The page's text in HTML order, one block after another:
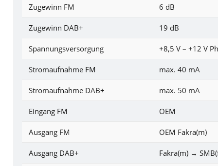
Zugewinn FM 6 dB
Zugewinn DAB+ 19 dB
Spannungsversorgung +8,5 V – +12 V
Stromaufnahme FM max. 40 mA
Stromaufnahme DAB+ max. 50 mA
Eingang FM OEM
Ausgang FM OEM Fakra(m)
Ausgang DAB+ Fakra(m) →